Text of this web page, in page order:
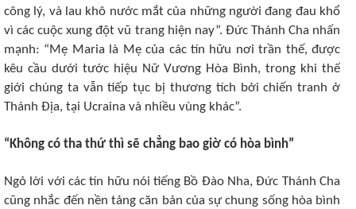
công lý, và lau khô nước mắt của những người đang đau khổ
vì các cuộc xung đột vũ trang hiện nay”. Đức Thánh Cha nhấn
mạnh: “Mẹ Maria là Mẹ của các tín hữu nơi trần thế, được
kêu cầu dưới tước hiệu Nữ Vương Hòa Bình, trong khi thế
giới chúng ta vẫn tiếp tục bị thương tích bởi chiến tranh ở
Thánh Địa, tại Ucraina và nhiều vùng khác”.
“Không có tha thứ thì sẽ chẳng bao giờ có hòa bình”
Ngỏ lời với các tín hữu nói tiếng Bồ Đào Nha, Đức Thánh Cha
cũng nhắc đến nền tảng căn bản của sự chung sống hòa bình